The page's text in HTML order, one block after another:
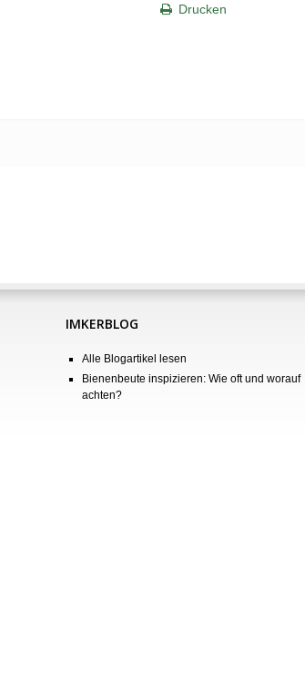
Drucken
IMKERBLOG
Alle Blogartikel lesen
Bienenbeute inspizieren: Wie oft und worauf
achten?